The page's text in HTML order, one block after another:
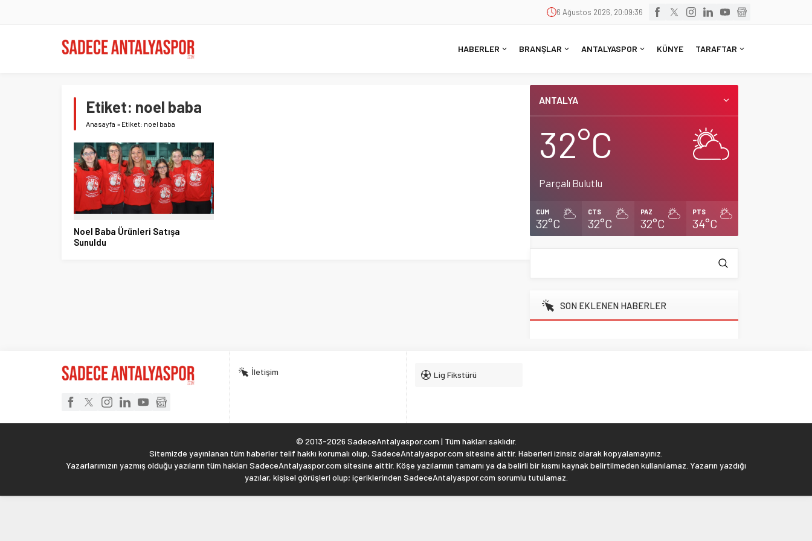
6 Ağustos 2026, 20:09:37
HABERLER BRANŞLAR ANTALYASPOR KÜNYE TARAFTAR
Etiket: noel baba
Anasayfa » Etiket: noel baba
Noel Baba Ürünleri Satışa
Sunuldu
ANTALYA
32°C
Parçalı Bulutlu
CUM
32°C
CTS
32°C
PAZ
32°C
PTS
34°C
SON EKLENEN HABERLER
İletişim Lig Fikstürü
© 2013-2026 SadeceAntalyaspor.com | Tüm hakları saklıdır.
Sitemizde yayınlanan tüm haberler telif hakkı korumalı olup, SadeceAntalyaspor.com sitesine aittir. Haberleri izinsiz olarak kopyalamayınız.
Yazarlarımızın yazmış olduğu yazıların tüm hakları SadeceAntalyaspor.com sitesine aittir. Köşe yazılarının tamamı ya da belirli bir kısmı kaynak belirtilmeden kullanılamaz. Yazarın yazdığı
yazılar, kişisel görüşleri olup; içeriklerinden SadeceAntalyaspor.com sorumlu tutulamaz.